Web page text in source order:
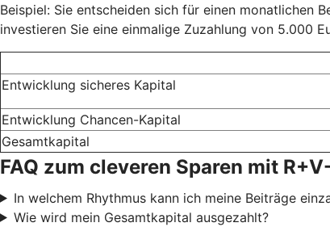
Beispiel: Sie entscheiden sich für einen monatlichen
investieren Sie eine einmalige Zuzahlung von 5.000
Entwicklung sicheres Kapital
Entwicklung Chancen-Kapital
Gesamtkapital
FAQ zum cleveren Sparen mit
In welchem Rhythmus kann ich meine Beiträge
Wie wird mein Gesamtkapital ausgezahlt?